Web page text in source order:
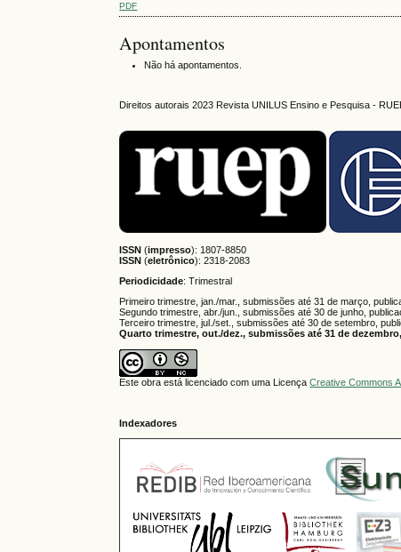
PDF
Apontamentos
Não há apontamentos.
Direitos autorais 2023 Revista UNILUS Ensino e Pesquisa -
ISSN (impresso): 1807-8850
ISSN (eletrônico):2318-2083
Periodicidade: Trimestral
Primeiro trimestre, jan./mar., submissões até 31 de março,
Segundo trimestre, abr./jun., submissões até 30 de junho,
Terceiro trimestre, jul./set., submissões até 30 de setembro,
Quarto trimestre, out./dez., submissões até 31 de
Este obra está licenciado com uma LicençaCreative Commons
Indexadores